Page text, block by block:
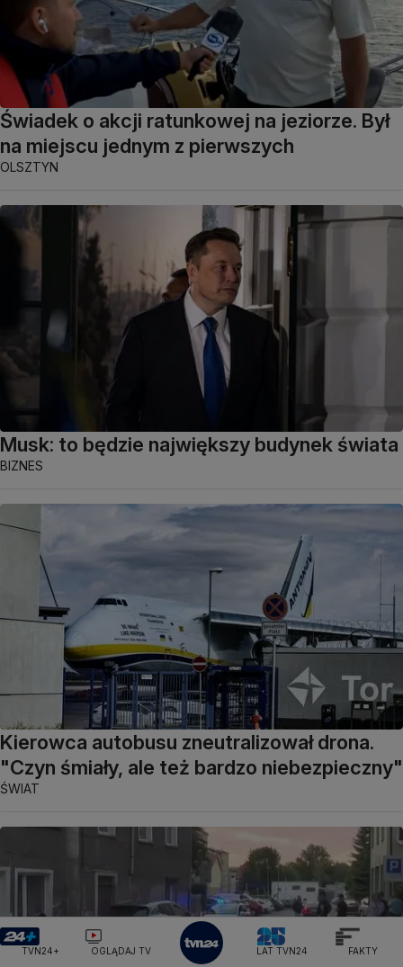
Świadek o akcji ratunkowej na jeziorze. Był
na miejscu jednym z pierwszych
OLSZTYN
Musk: to będzie największy budynek świata
BIZNES
Kierowca autobusu zneutralizował drona.
"Czyn śmiały, ale też bardzo niebezpieczny"
ŚWIAT
TVN24+ OGLĄDAJ TV LAT TVN24 FAKTY